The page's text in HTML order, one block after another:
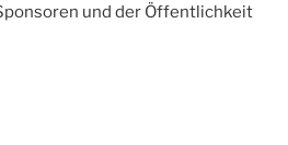
und der Öffentlichkeit